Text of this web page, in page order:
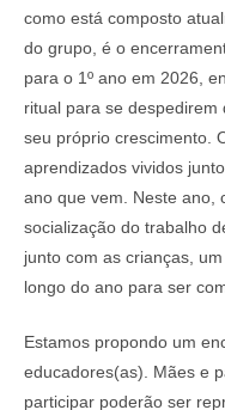
como está composto
do grupo, é o
para o 1º ano em 2026,
ritual para se
seu próprio crescimento.
aprendizados vividos
ano que vem. Neste ano,
socialização do trabalho
junto com as crianças,
longo do ano para ser
Estamos propondo um
educadores(as). Mães e
participar poderão ser